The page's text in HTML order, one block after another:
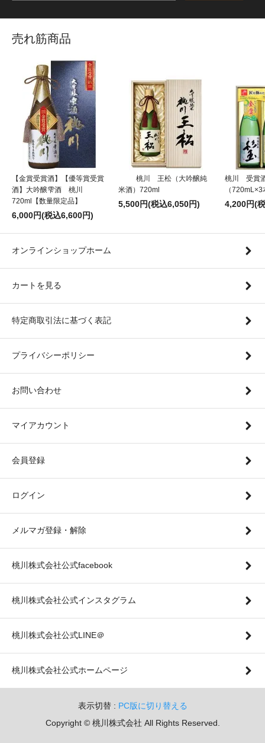
売れ筋商品
【金賞受賞酒】【優等賞受賞
酒】大吟醸雫酒 桃川
720ml【数量限定品】
6,000円(税込6,600円)
桃川 王松（大吟醸純
米酒）720ml
5,500円(税込6,050円)
桃川 受賞
（720mL×3
4,200円(
オンラインショップホーム
カートを見る
特定商取引法に基づく表記
プライバシーポリシー
お問い合わせ
マイアカウント
会員登録
ログイン
メルマガ登録・解除
桃川株式会社公式facebook
桃川株式会社公式インスタグラム
桃川株式会社公式LINE＠
桃川株式会社公式ホームページ
表示切替 : PC版に切り替える
Copyright © 桃川株式会社 All Rights Reserved.